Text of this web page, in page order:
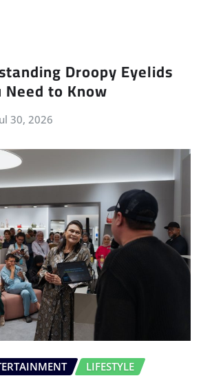
Droopy Eyelids
to Know
30, 2026
LIFESTYLE